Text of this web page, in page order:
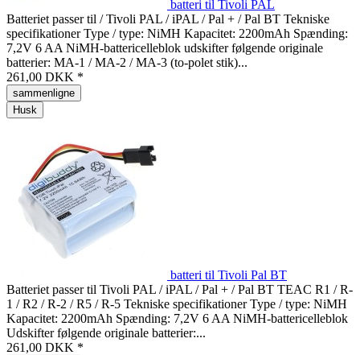
batteri til Tivoli PAL
Batteriet passer til / Tivoli PAL / iPAL / Pal + / Pal BT Tekniske
specifikationer Type / type: NiMH Kapacitet: 2200mAh Spænding:
7,2V 6 AA NiMH-battericelleblok udskifter følgende originale
batterier: MA-1 / MA-2 / MA-3 (to-polet stik)...
261,00 DKK *
sammenligne
Husk
batteri til Tivoli Pal BT
Batteriet passer til Tivoli PAL / iPAL / Pal + / Pal BT TEAC R1 / R-
1 / R2 / R-2 / R5 / R-5 Tekniske specifikationer Type / type: NiMH
Kapacitet: 2200mAh Spænding: 7,2V 6 AA NiMH-battericelleblok
Udskifter følgende originale batterier:...
261,00 DKK *